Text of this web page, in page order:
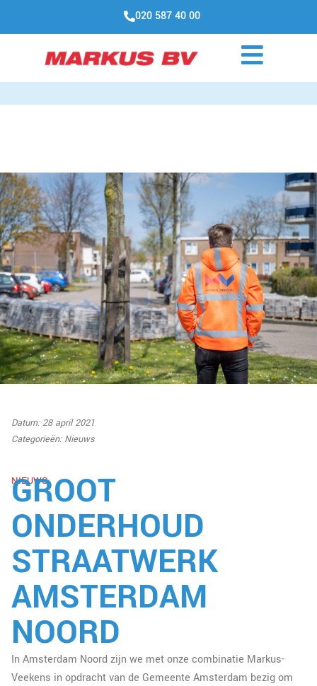
020 587 40 00
Datum: 28 april 2021
Categorieën: Nieuws
NIEUWS
GROOT
ONDERHOUD
STRAATWERK
AMSTERDAM
NOORD
In Amsterdam Noord zijn we met onze combinatie Markus-
Veekens in opdracht van de Gemeente Amsterdam bezig om